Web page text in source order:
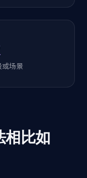
场景
相比如